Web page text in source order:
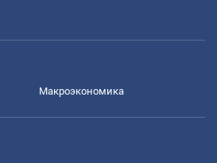
Mакроэкономика